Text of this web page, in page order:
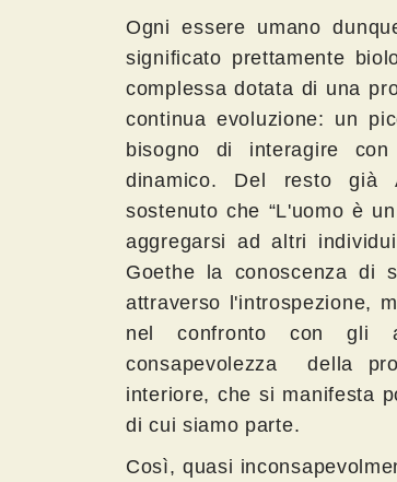
Ogni essere umano
significato prettamente
complessa dotata di una
continua evoluzione: un
bisogno di interagire
dinamico. Del resto già
sostenuto che “L'uomo è
aggregarsi ad altri
Goethe la conoscenza di
attraverso l'introspezione,
nel confronto con gli
consapevolezza della
interiore, che si manifesta
di cui siamo parte.
Così, quasi